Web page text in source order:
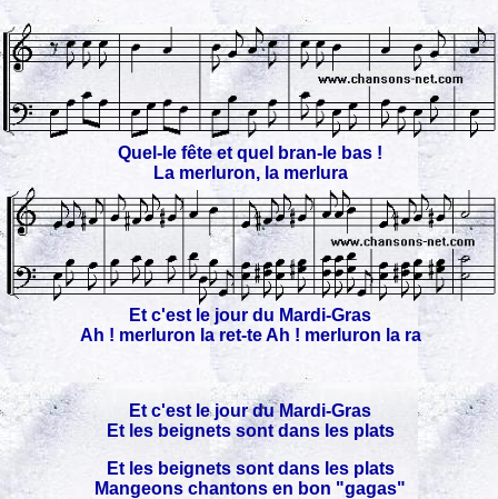
Quel-le fête et quel bran-le bas !
La merluron, la merlura
Et c'est le jour du Mardi-Gras
Ah ! merluron la ret-te Ah ! merluron la ra
Et c'est le jour du Mardi-Gras
Et les beignets sont dans les plats
Et les beignets sont dans les plats
Mangeons chantons en bon "gagas"